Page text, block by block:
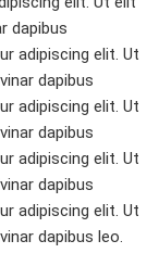
dapibus
adipiscing elit. Ut
dapibus
adipiscing elit. Ut
dapibus
adipiscing elit. Ut
dapibus
adipiscing elit. Ut
dapibus leo.